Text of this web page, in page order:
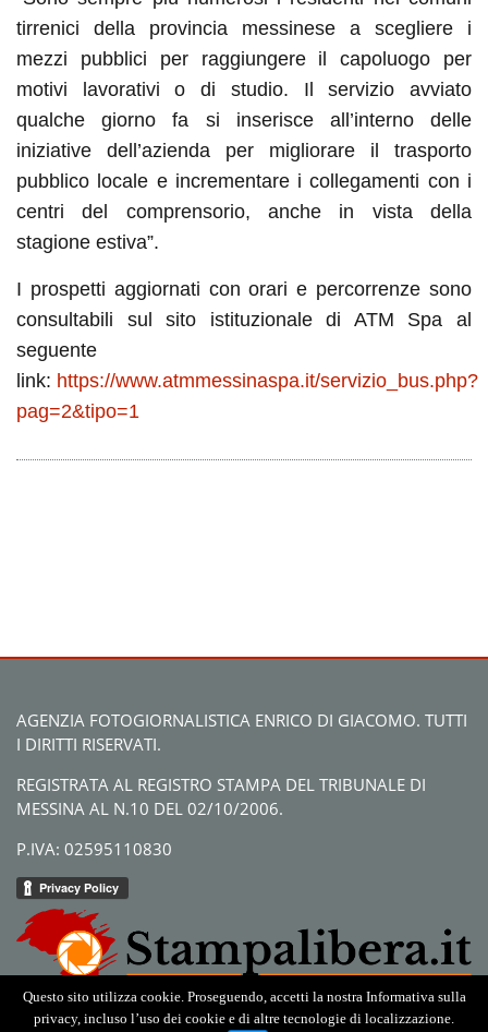
tirrenici della provincia messinese a scegliere i
mezzi pubblici per raggiungere il capoluogo per
motivi lavorativi o di studio. Il servizio avviato
qualche giorno fa si inserisce all’interno delle
iniziative dell’azienda per migliorare il trasporto
pubblico locale e incrementare i collegamenti con i
centri del comprensorio, anche in vista della
stagione estiva”.
I prospetti aggiornati con orari e percorrenze sono
consultabili sul sito istituzionale di ATM Spa al
seguente
link: https://www.atmmessinaspa.it/servizio_bus.php?
pag=2&tipo=1
AGENZIA FOTOGIORNALISTICA ENRICO DI GIACOMO. TUTTI
I DIRITTI RISERVATI.
REGISTRATA AL REGISTRO STAMPA DEL TRIBUNALE DI
MESSINA AL N.10 DEL 02/10/2006.
P.IVA: 02595110830
Questo sito utilizza cookie. Proseguendo, accetti la nostra Informativa sulla
privacy, incluso l’uso dei cookie e di altre tecnologie di localizzazione.